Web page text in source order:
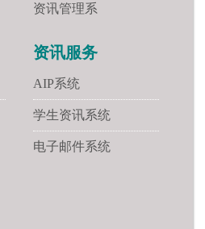
资讯管理系
资讯服务
AIP系统
学生资讯系统
电子邮件系统